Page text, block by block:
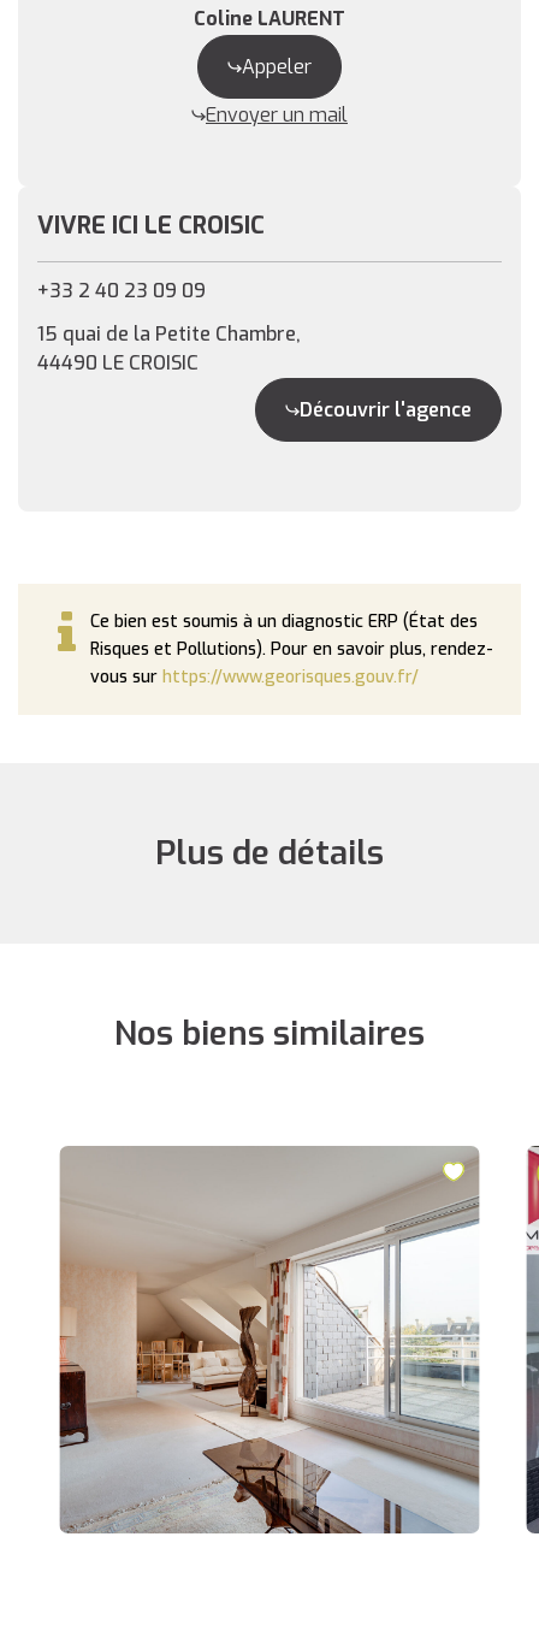
Coline LAURENT
Appeler
Envoyer un mail
VIVRE ICI LE CROISIC
+33 2 40 23 09 09
15 quai de la Petite Chambre,
44490 LE CROISIC
Découvrir l'agence
Ce bien est soumis à un diagnostic ERP (État des
Risques et Pollutions). Pour en savoir plus, rendez-
vous sur https://www.georisques.gouv.fr/
Plus de détails
Nos biens similaires